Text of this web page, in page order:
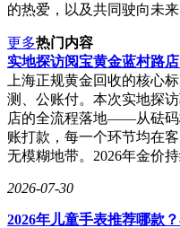
的热爱，以及共同驶向未来
更多热门内容
实地探访阅宝黄金蓝村路
上海正规黄金回收的核心
测、公账付。本次实地探
店的全流程落地——从砝码
账打款，每一个环节均在
无模糊地带。2026年金价
2026-07-30
2026年儿童手表推荐哪款